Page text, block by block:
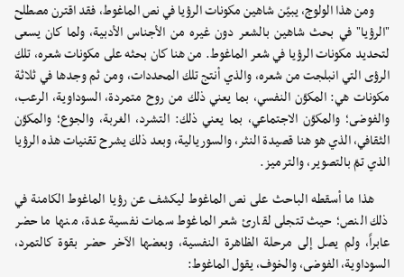
ومن هذا الولوج، يبيّن شاهين مكونات الرؤيا في نص الماغوط، فقد اقترن مصطلح
"الرؤيا" في بحث شاهين بالشعر دون غيره من الأجناس الأدبية، ولما كان يسعى
لتحديد مكونات الرؤيا في شعر الماغوط. من هنا كان بحثه على مكونات شعره، تلك
الرؤى التي انبلجت من شعره، والذي أنتج تلك المحددات، ومن ثم وجدها في ثلاثة
مكونات هي: المكوّن النفسي، بما يعني ذلك من روح متمردة، السوداوية، الرعب،
والفوضى؛ والمكوّن الاجتماعي، بما يعني ذلك: التشرد، الغربة، والجوع؛ والمكوّن
الثقافي، الذي هو هنا قصيدة النثر، والسوريالية، وبعد ذلك يشرح تقنيات هذه الرؤيا
الذي تمّ بالتصوير، والترميز.
هذا ما أسقطه الباحث على نص الماغوط ليكشف عن رؤيا الماغوط الكامنة في
ذلك النص؛ حيث تتجلى لقارئ شعر الماغوط سمات نفسية عدة، منها ما حضر
عابراً، ولم يصل إلى مرحلة الظاهرة النفسية، وبعضها الآخر حضر بقوة كالتمرد،
السوداوية، الفوضى، والخوف، يقول الماغوط: